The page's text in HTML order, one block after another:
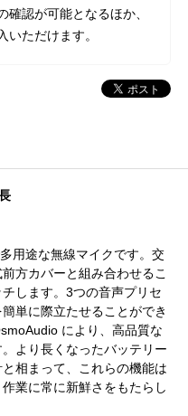
認が可能となるほか、
いただけます。
用途な無線マイクです。交
方カバーと組み合わせるこ
します。3つの音声プリセ
単に際立たせることができ
により、高品質な
より長くなったバッテリー
相まって、これらの機能は
業に常に新鮮さをもたらし